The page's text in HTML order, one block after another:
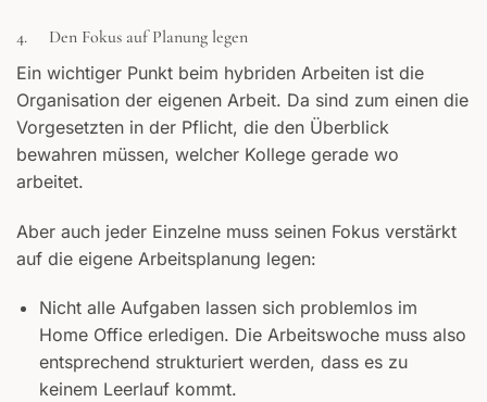
4. Den Fokus auf Planung legen
Ein wichtiger Punkt beim hybriden Arbeiten ist die
Organisation der eigenen Arbeit. Da sind zum einen die
Vorgesetzten in der Pflicht, die den Überblick
bewahren müssen, welcher Kollege gerade wo
arbeitet.
Aber auch jeder Einzelne muss seinen Fokus verstärkt
auf die eigene Arbeitsplanung legen:
Nicht alle Aufgaben lassen sich problemlos im
Home Office erledigen. Die Arbeitswoche muss also
entsprechend strukturiert werden, dass es zu
keinem Leerlauf kommt.